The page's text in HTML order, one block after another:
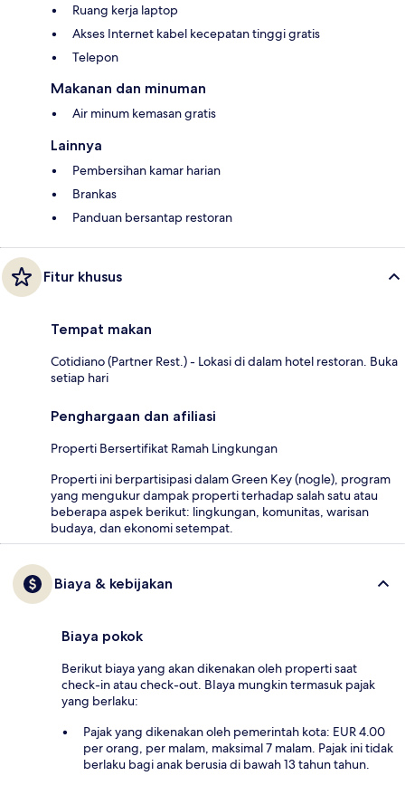
Ruang kerja laptop
Akses Internet kabel kecepatan tinggi gratis
Telepon
Makanan dan minuman
Air minum kemasan gratis
Lainnya
Pembersihan kamar harian
Brankas
Panduan bersantap restoran
Fitur khusus
Tempat makan
Cotidiano (Partner Rest.) - Lokasi di dalam hotel restoran. Buka
setiap hari
Penghargaan dan afiliasi
Properti Bersertifikat Ramah Lingkungan
Properti ini berpartisipasi dalam Green Key (nogle), program
yang mengukur dampak properti terhadap salah satu atau
beberapa aspek berikut: lingkungan, komunitas, warisan
budaya, dan ekonomi setempat.
Biaya & kebijakan
Biaya pokok
Berikut biaya yang akan dikenakan oleh properti saat
check-in atau check-out. BIaya mungkin termasuk pajak
yang berlaku:
Pajak yang dikenakan oleh pemerintah kota: EUR 4.00
per orang, per malam, maksimal 7 malam. Pajak ini tidak
berlaku bagi anak berusia di bawah 13 tahun tahun.